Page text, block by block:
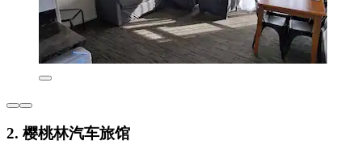
2. 樱桃林汽车旅馆